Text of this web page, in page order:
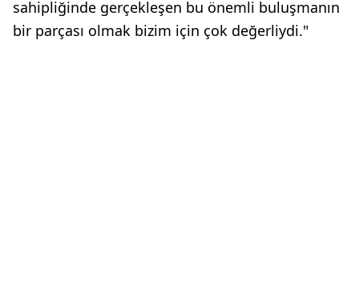
sahipliğinde gerçekleşen bu önemli buluşmanın
bir parçası olmak bizim için çok değerliydi."